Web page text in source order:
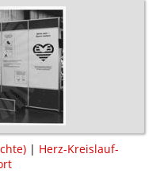
| Herz-Kreislauf-